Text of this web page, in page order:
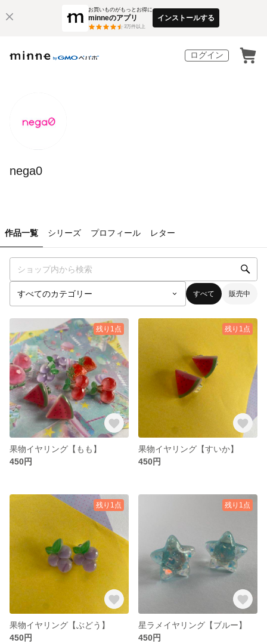
お買いものがもっとお得に
minneのアプリ
3万件以上
インストールする
ログイン
nega0
作品一覧 シリーズ プロフィール レター
すべて 販売中
残り1点
果物イヤリング【もも】
450円
残り1点
果物イヤリング【すいか】
450円
残り1点
果物イヤリング【ぶどう】
450円
残り1点
星ラメイヤリング【ブルー】
450円